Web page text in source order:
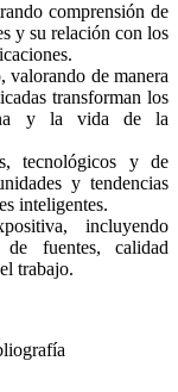
comprensión de
y su relación con los
de manera
transforman los
y la vida de la
tecnológicos y de
y tendencias
inteligentes.
incluyendo
de fuentes, calidad
trabajo.